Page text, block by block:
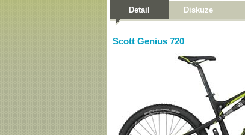
Detail Diskuze
Scott Genius 720